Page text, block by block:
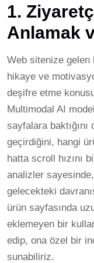
1.
Anlamak
Web sitenize
hikaye ve
deşifre etme
Multimodal AI
sayfalara
geçirdiğini, hangi
hatta scroll hızını
analizler
gelecekteki
ürün sayfasında
eklemeyen bir
edip, ona özel bir
sunabiliriz.